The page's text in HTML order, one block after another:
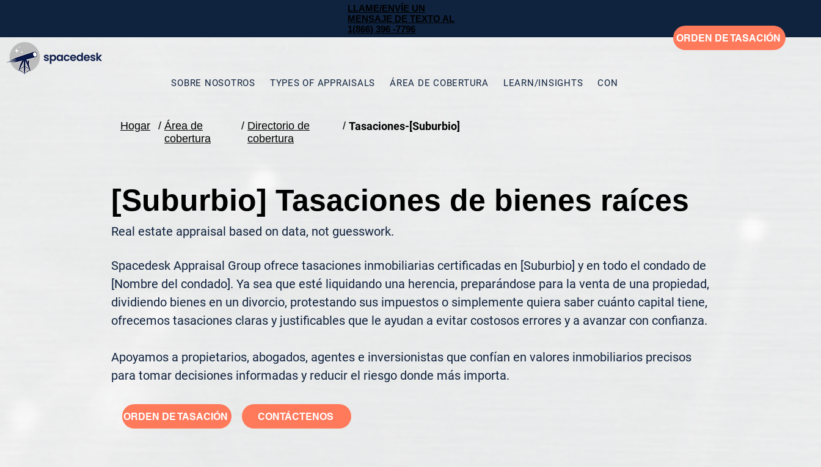
ORDEN DE TASACIÓN
LLAME/ENVÍE UN
MENSAJE DE TEXTO AL
1(866) 396 -7796
SOBRE NOSOTROS TYPES OF APPRAISALS ÁREA DE COBERTURA LEARN/INSIGHTS CONTACTO
Hogar / Área de
cobertura
/ Directorio de
cobertura
/ Tasaciones-[Suburbio]
[Suburbio] Tasaciones de bienes raíces
Real estate appraisal based on data, not guesswork.
Spacedesk Appraisal Group ofrece tasaciones inmobiliarias certificadas en [Suburbio] y en todo el condado de
[Nombre del condado]. Ya sea que esté liquidando una herencia, preparándose para la venta de una propiedad,
dividiendo bienes en un divorcio, protestando sus impuestos o simplemente quiera saber cuánto capital tiene,
ofrecemos tasaciones claras y justificables que le ayudan a evitar costosos errores y a avanzar con confianza.
Apoyamos a propietarios, abogados, agentes e inversionistas que confían en valores inmobiliarios precisos
para tomar decisiones informadas y reducir el riesgo donde más importa.
ORDEN DE TASACIÓN CONTÁCTENOS